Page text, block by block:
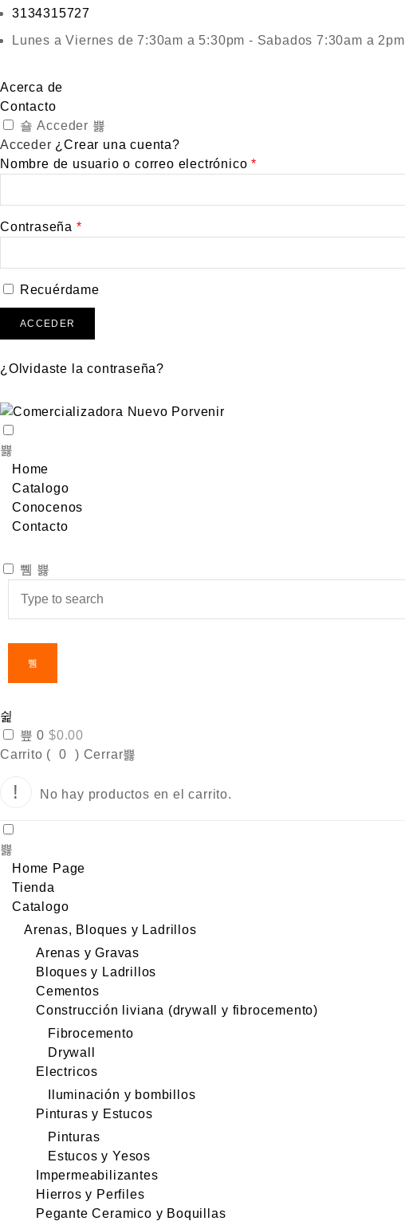
3134315727
Lunes a Viernes de 7:30am a 5:30pm - Sabados 7:30am a 2pm
Acerca de
Contacto
Acceder
Acceder ¿Crear una cuenta?
Nombre de usuario o correo electrónico*
Contraseña *
Recuérdame
ACCEDER
¿Olvidaste la contraseña?
Home
Catalogo
Conocenos
Contacto
0$0.00
Carrito (
0 ) Cerrar
No hay productos en el carrito.
Home Page
Tienda
Catalogo
Arenas, Bloques y Ladrillos
Arenas y Gravas
Bloques y Ladrillos
Cementos
Construcción liviana (drywall y fibrocemento)
Fibrocemento
Drywall
Electricos
Iluminación y bombillos
Pinturas y Estucos
Pinturas
Estucos y Yesos
Impermeabilizantes
Hierros y Perfiles
Pegante Ceramico y Boquillas